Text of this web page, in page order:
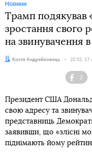
Новини
Трамп подякував
зростання свого
на звинувачення
Автор:Костя Андрейковець Дата:
22:52, 17
2
Президент США
свою адресу та
представниць
заявивши, що «злісні
піднімають йому